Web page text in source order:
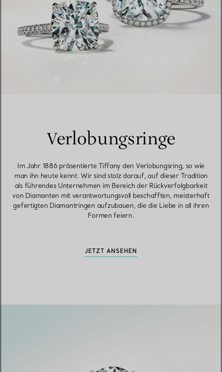
Verlobungsringe
Im Jahr 1886 präsentierte Tiffany den Verlobungsring, so wie
man ihn heute kennt. Wir sind stolz darauf, auf dieser Tradition
als führendes Unternehmen im Bereich der Rückverfolgbarkeit
von Diamanten mit verantwortungsvoll beschafften, meisterhaft
gefertigten Diamantringen aufzubauen, die die Liebe in all ihren
Formen feiern.
JETZT ANSEHEN